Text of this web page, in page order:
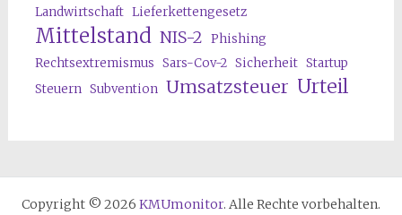
Landwirtschaft Lieferkettengesetz
Mittelstand NIS-2 Phishing
Rechtsextremismus Sars-Cov-2 Sicherheit Startup
Steuern Subvention Umsatzsteuer Urteil
Copyright © 2026 KMUmonitor. Alle Rechte vorbehalten.